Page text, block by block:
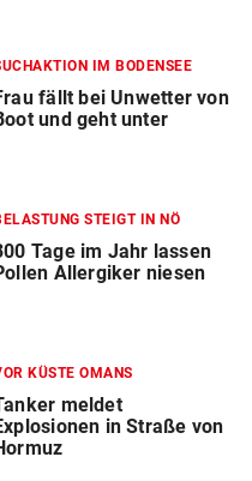
IM BODENSEE
fällt bei Unwetter von
und geht unter
STEIGT IN NÖ
Tage im Jahr lassen
Allergiker niesen
KÜSTE OMANS
meldet
in Straße von